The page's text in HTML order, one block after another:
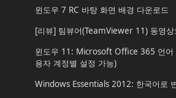
윈도우 7 RC 바탕 화면 배경 다운로드
[리뷰] 팀뷰어(TeamViewer 11) 동영상
윈도우 11: Microsoft Office 365 언어
용자 계정별 설정 가능)
Windows Essentials 2012: 한국어로